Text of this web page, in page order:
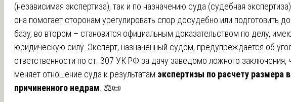
(независимая экспертиза), так и по назначению суда (судебная
она помогает сторонам урегулировать спор досудебно или подготовить
базу, во втором – становится официальным доказательством по делу,
юридическую силу. Эксперт, назначенный судом, предупреждается об
ответственности по ст. 307 УК РФ за дачу заведомо ложного заключения,
меняет отношение суда к результатам экспертизы по расчету размера
причиненного недрам . ⚖️📜